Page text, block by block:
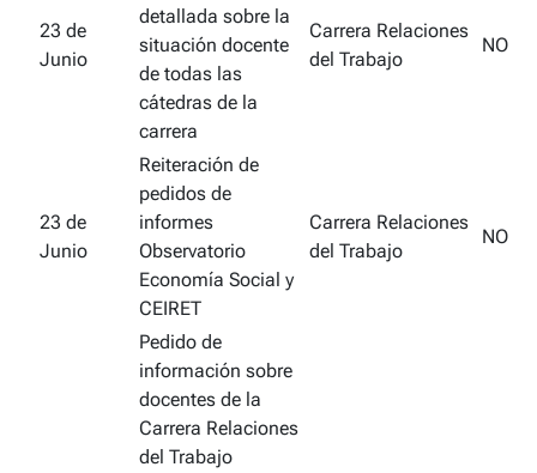
23 de
Junio
detallada sobre la
situación docente
de todas las
cátedras de la
carrera
Carrera Relaciones
del Trabajo
NO
23 de
Junio
Reiteración de
pedidos de
informes
Observatorio
Economía Social y
CEIRET
Carrera Relaciones
del Trabajo
NO
Pedido de
información sobre
docentes de la
Carrera Relaciones
del Trabajo